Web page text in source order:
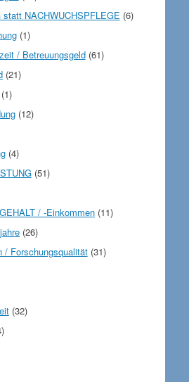
statt NACHWUCHSPFLEGE (6)
(1)
/ Betreuungsgeld(61)
(21)
(1)
(12)
(4)
(51)
/ -Einkommen (11)
(26)
/ Forschungsqualität(31)
(32)